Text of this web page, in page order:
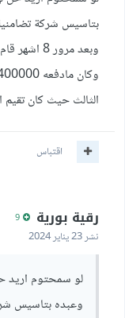
وبعد
الثالث حيث كان تقيم
اقتباس
رقية بورية
نشر23 يناير 2024